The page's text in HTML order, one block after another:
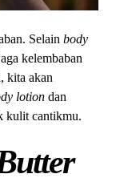
Selainbody
kelembaban
kita akan
lotion dan
kulit cantikmu.